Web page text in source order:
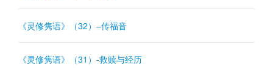
《灵修隽语》（32）–传福音
《灵修隽语》（31）-救赎与经历